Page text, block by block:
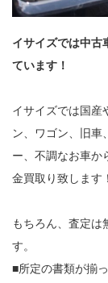
イサイズでは中古
ています！
イサイズでは国産
ン、ワゴン、旧車
ー、不調なお車か
金買取り致します！
もちろん、査定は
す。
■所定の書類が揃